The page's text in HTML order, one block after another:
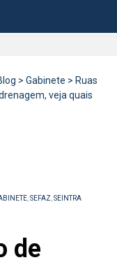
> Gabinete > Ruas
veja quais
,SEFAZ,SEINTRA
de